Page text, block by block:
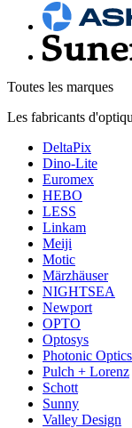
Toutes les marques
Les fabricants
DeltaPix
Dino-Lite
Euromex
HEBO
LESS
Linkam
Meiji
Motic
Märzhäuser
NIGHTSEA
Newport
OPTO
Optosys
Photonic Optics
Pulch + Lorenz
Schott
Sunny
Valley Design